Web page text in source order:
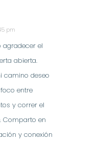
pm
agradecer el
abierta.
camino deseo
entre
y correr el
Comparto en
y conexión